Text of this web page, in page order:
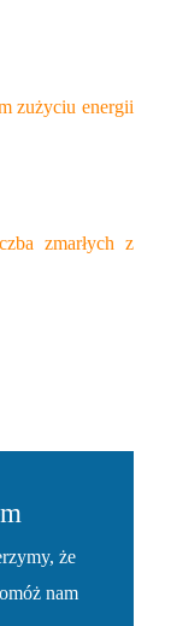
zużyciu energii
zmarłych z
że
nam